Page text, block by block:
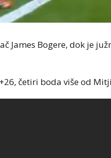
James Bogere, dok je
četiri boda više od